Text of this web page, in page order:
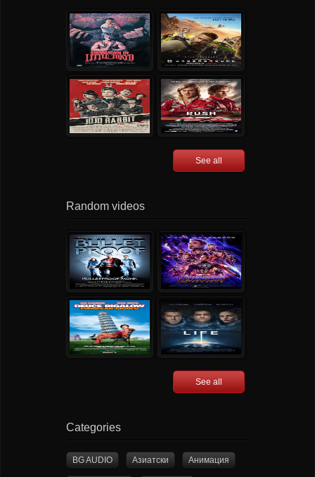
See all
Random videos
See all
Categories
BG AUDIO Азиатски Анимация